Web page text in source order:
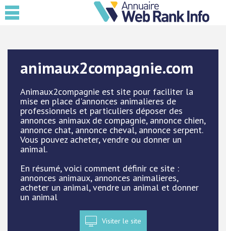
animaux2compagnie.com
Animaux2compagnie est site pour faciliter la
mise en place d'annonces animalieres de
professionnels et particuliers déposer des
annonces animaux de compagnie, annonce chien,
annonce chat, annonce cheval, annonce serpent.
Vous pouvez acheter, vendre ou donner un
animal.
En résumé, voici comment définir ce site :
annonces animaux, annonces animalieres,
acheter un animal, vendre un animal et donner
un animal
Visiter le site